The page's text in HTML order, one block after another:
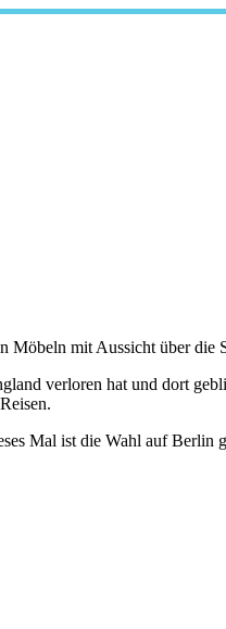
Möbeln mit Aussicht über die
verloren hat und dort
Mal ist die Wahl auf Berlin